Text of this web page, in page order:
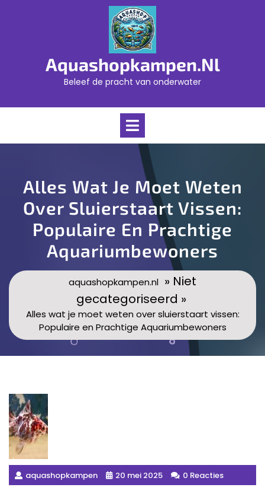
Aquashopkampen.nl
Beleef de pracht van onderwater
Open
Alles Wat Je Moet Weten
Over Sluierstaart Vissen:
Populaire En Prachtige
Aquariumbewoners
aquashopkampen.nl » Niet
gecategoriseerd »
Alles wat je moet weten over sluierstaart vissen:
Populaire en Prachtige Aquariumbewoners
aquashopkampen 20 mei 2025 0 Reacties